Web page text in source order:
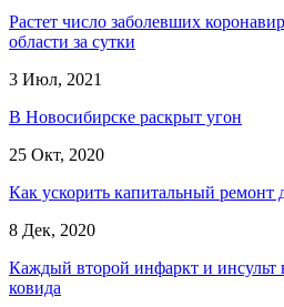
Растет число заболевших
области за сутки
3 Июл, 2021
В Новосибирске раскрыт угон
25 Окт, 2020
Как ускорить капитальный ремонт
8 Дек, 2020
Каждый второй инфаркт и инсульт
ковида